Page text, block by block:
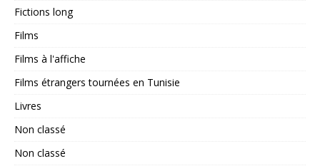
Fictions long
Films
Films à l'affiche
Films étrangers tournées en Tunisie
Livres
Non classé
Non classé